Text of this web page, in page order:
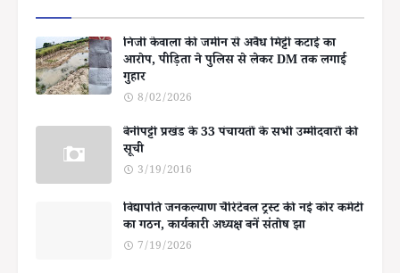
निजी केवाला की जमीन से अवैध मिट्टी कटाई का
आरोप, पीड़िता ने पुलिस से लेकर DM तक लगाई
गुहार
8/02/2026
बेनीपट्टी प्रखंड के 33 पंचायतों के सभी उम्मीदवारों की
सूची
3/19/2016
विद्यापति जनकल्याण चैरिटेबल ट्रस्ट की नई कोर कमेटी
का गठन, कार्यकारी अध्यक्ष बनें संतोष झा
7/19/2026